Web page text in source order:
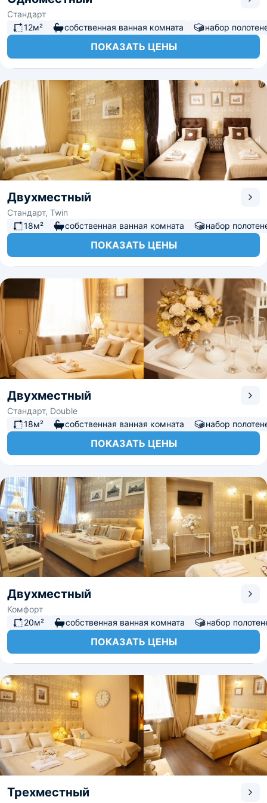
Стандарт
12м²
собственная ванная комната набор
ПОКАЗАТЬ ЦЕНЫ
Двухместный
Стандарт, Twin
18м²
собственная ванная комната набор
ПОКАЗАТЬ ЦЕНЫ
Двухместный
Стандарт, Double
18м²
собственная ванная комната набор
ПОКАЗАТЬ ЦЕНЫ
Двухместный
Комфорт
20м²
собственная ванная комната набор
ПОКАЗАТЬ ЦЕНЫ
Трехместный